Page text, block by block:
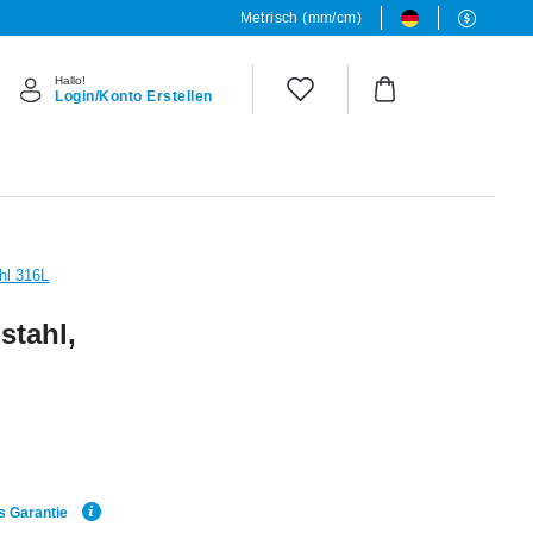
Metrisch (mm/cm)
Hallo!
Login/Konto Erstellen
316L
Garantie